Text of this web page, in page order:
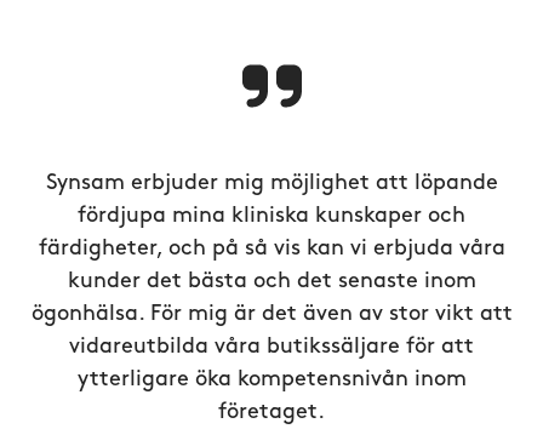
Synsam erbjuder mig möjlighet att löpande
fördjupa mina kliniska kunskaper och
färdigheter, och på så vis kan vi erbjuda våra
kunder det bästa och det senaste inom
ögonhälsa. För mig är det även av stor vikt att
vidareutbilda våra butikssäljare för att
ytterligare öka kompetensnivån inom
företaget.